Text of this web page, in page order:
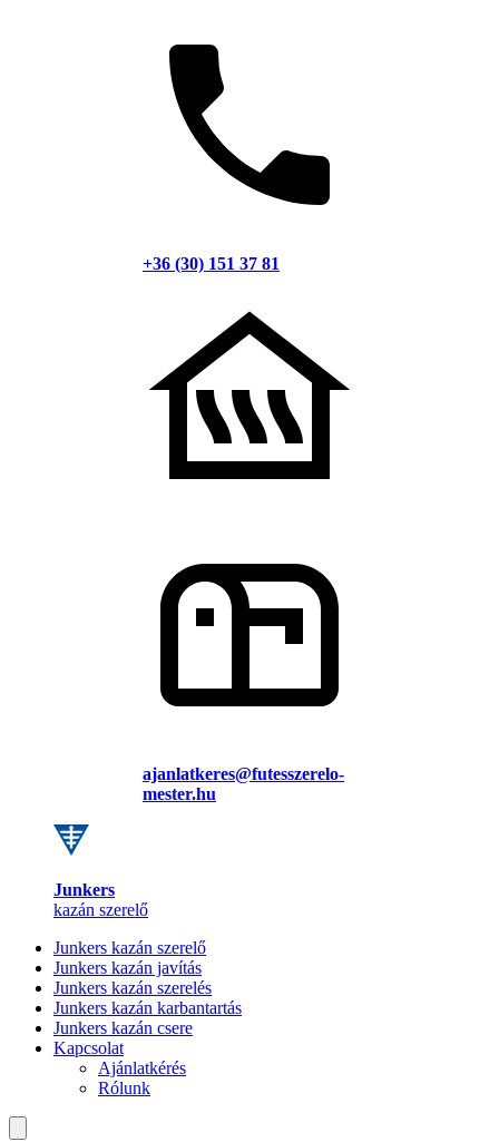
+36 (30) 151 37 81
ajanlatkeres@futesszerelo-
mester.hu
Junkers
kazán szerelő
Junkers kazán szerelő
Junkers kazán javítás
Junkers kazán szerelés
Junkers kazán karbantartás
Junkers kazán csere
Kapcsolat
Ajánlatkérés
Rólunk